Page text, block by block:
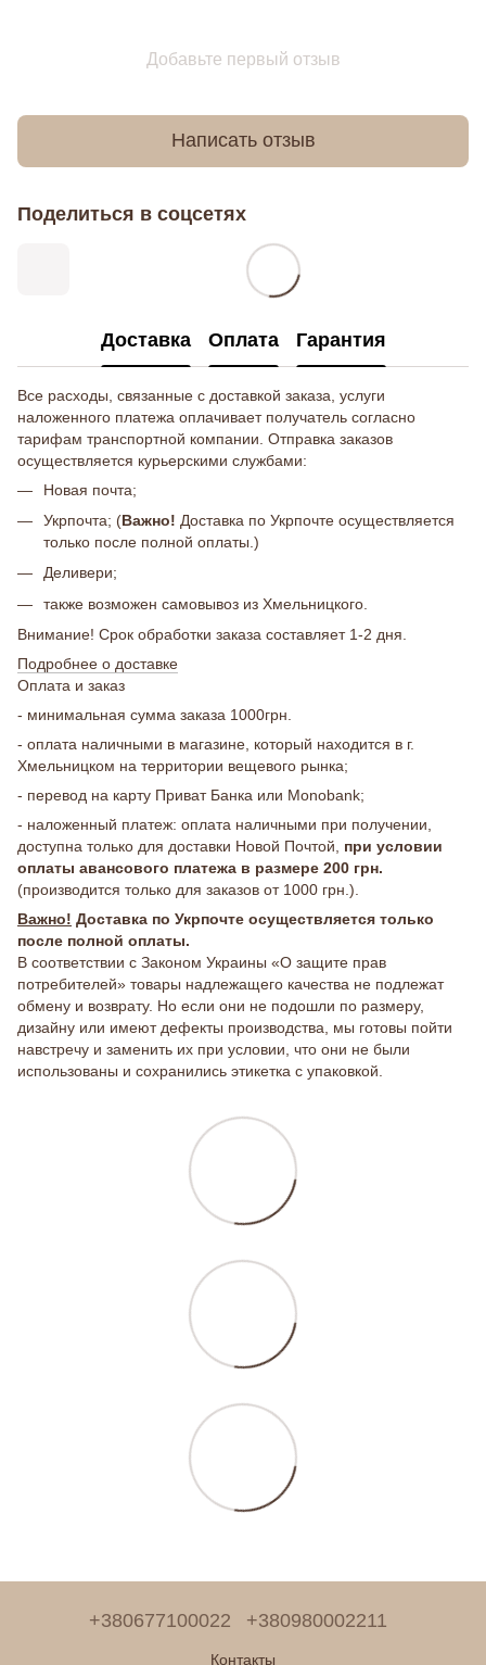
Добавьте первый отзыв
Написать отзыв
Поделиться в соцсетях
Доставка Оплата Гарантия
Все расходы, связанные с доставкой заказа, услуги
наложенного платежа оплачивает получатель согласно
тарифам транспортной компании. Отправка заказов
осуществляется курьерскими службами:
Новая почта;
Укрпочта; (Важно! Доставка по Укрпочте осуществляется
только после полной оплаты.)
Деливери;
также возможен самовывоз из Хмельницкого.
Внимание! Срок обработки заказа составляет 1-2 дня.
Подробнее о доставке
Оплата и заказ
- минимальная сумма заказа 1000грн.
- оплата наличными в магазине, который находится в г.
Хмельницком на территории вещевого рынка;
- перевод на карту Приват Банка или Monobank;
- наложенный платеж: оплата наличными при получении,
доступна только для доставки Новой Почтой, при условии
оплаты авансового платежа в размере 200 грн.
(производится только для заказов от 1000 грн.).
Важно! Доставка по Укрпочте осуществляется только
после полной оплаты.
В соответствии с Законом Украины «О защите прав
потребителей» товары надлежащего качества не подлежат
обмену и возврату. Но если они не подошли по размеру,
дизайну или имеют дефекты производства, мы готовы пойти
навстречу и заменить их при условии, что они не были
использованы и сохранились этикетка с упаковкой.
+380677100022 +380980002211
Контакты